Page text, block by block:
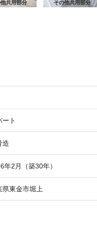
共用部分 その他共用部分
ート
造
年2月（築30年）
県東金市堀上